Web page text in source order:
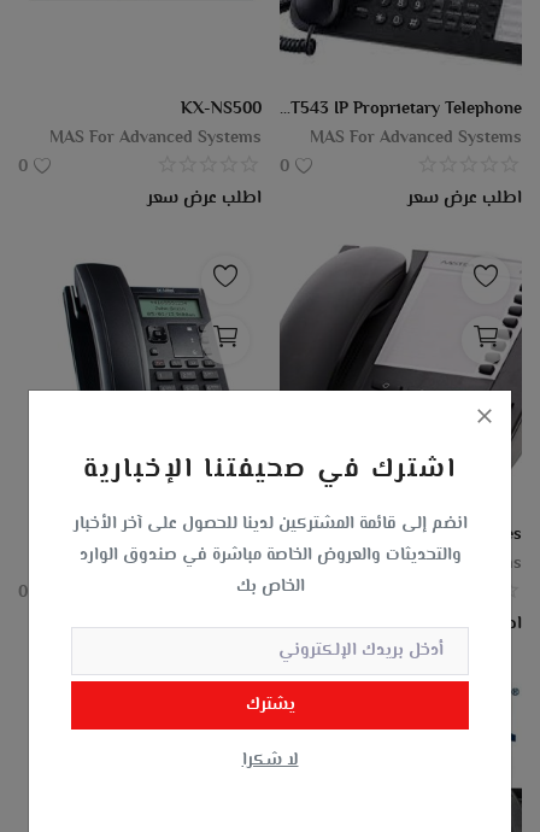
اشترك في صحيفتنا الإخبارية
انضم إلى قائمة المشتركين لدينا للحصول على آخر الأخبار
والتحديثات والعروض الخاصة مباشرة في صندوق الوارد
الخاص بك
يشترك
لا شكرا
KX-NT543 IP Proprietary Telephone
MAS For Advanced Systems
0
اطلب عرض سعر
KX-NS500
MAS For Advanced Systems
0
اطلب عرض سعر
Mitel 6710 & 6730 Analog Telephones
MAS For Advanced Systems
0
اطلب عرض سعر
Mitel 6863 SIP Phone
MAS For Advanced Systems
0
اطلب عرض سعر